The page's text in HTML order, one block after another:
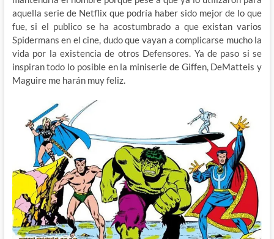
aquella serie de Netflix que podría haber sido mejor de lo que
fue, si el publico se ha acostumbrado a que existan varios
Spidermans en el cine, dudo que vayan a complicarse mucho la
vida por la existencia de otros Defensores. Ya de paso si se
inspiran todo lo posible en la miniserie de Giffen, DeMatteis y
Maguire me harán muy feliz.